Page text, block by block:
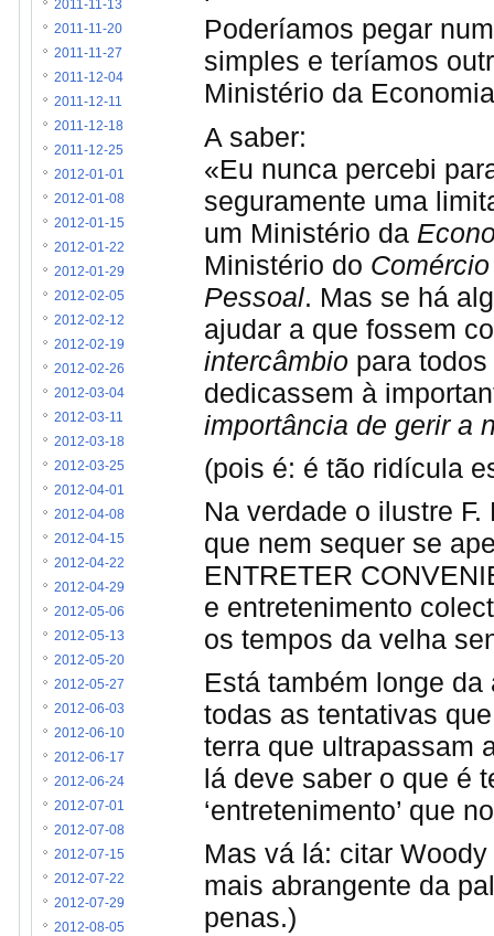
Poderíamos pegar
simples e teríamos
Ministério da
A saber:
«Eu nunca percebi
seguramente uma
um Ministério da
Ministério do
Pessoal. Mas se há
ajudar a que fossem
intercâmbio para
dedicassem à
importância de gerir a
(pois é: é tão ridícula
Na verdade o ilustre
que nem sequer se
ENTRETER
e entretenimento
os tempos da velha
Está também longe
todas as tentativas
terra que ultrapassam
lá deve saber o que é
‘entretenimento’ que
Mas vá lá: citar Woody
mais abrangente da
penas.)
2011-11-13
2011-11-20
2011-11-27
2011-12-04
2011-12-11
2011-12-18
2011-12-25
2012-01-01
2012-01-08
2012-01-15
2012-01-22
2012-01-29
2012-02-05
2012-02-12
2012-02-19
2012-02-26
2012-03-04
2012-03-11
2012-03-18
2012-03-25
2012-04-01
2012-04-08
2012-04-15
2012-04-22
2012-04-29
2012-05-06
2012-05-13
2012-05-20
2012-05-27
2012-06-03
2012-06-10
2012-06-17
2012-06-24
2012-07-01
2012-07-08
2012-07-15
2012-07-22
2012-07-29
2012-08-05